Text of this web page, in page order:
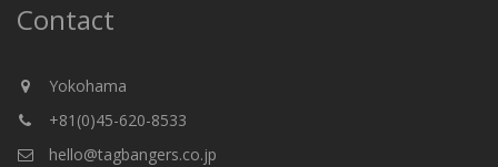
Contact
Yokohama
+81(0)45-620-8533
hello@tagbangers.co.jp